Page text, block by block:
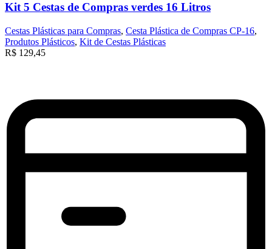
Kit 5 Cestas de Compras verdes 16 Litros
Cestas Plásticas para Compras, Cesta Plástica de Compras CP-16,
Produtos Plásticos, Kit de Cestas Plásticas
R$ 129,45